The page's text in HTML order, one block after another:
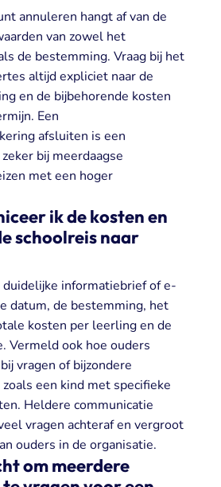
annuleren hangt af van de
van zowel het
de bestemming. Vraag bij het
altijd expliciet naar de
en de bijbehorende kosten
Een
afsluiten is een
bij meerdaagse
met een hoger
ik de kosten en
schoolreis naar
informatiebrief of e-
datum, de bestemming, het
kosten per leerling en de
Vermeld ook hoe ouders
vragen of bijzondere
een kind met specifieke
Heldere communicatie
vragen achteraf en vergroot
ouders in de organisatie.
om meerdere